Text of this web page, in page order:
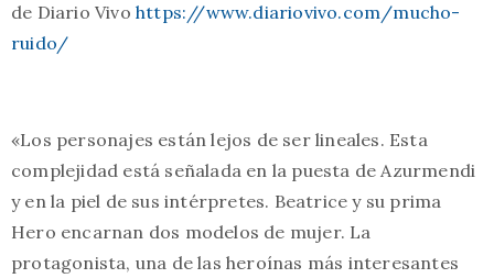
de Diario Vivo https://www.diariovivo.com/mucho-
ruido/
«Los personajes están lejos de ser lineales. Esta
complejidad está señalada en la puesta de Azurmendi
y en la piel de sus intérpretes. Beatrice y su prima
Hero encarnan dos modelos de mujer. La
protagonista, una de las heroínas más interesantes